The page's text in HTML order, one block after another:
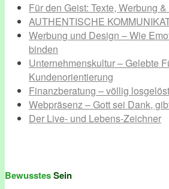
Für den Geist: Texte, Werbung
AUTHENTISCHE
Werbung und Design – Wie
binden
Unternehmenskultur – Gelebte
Kundenorientierung
Finanzberatung – völlig losgelöst
Webpräsenz – Gott sei Dank,
Der Live- und Lebens-Zeichner
BewusstesSein